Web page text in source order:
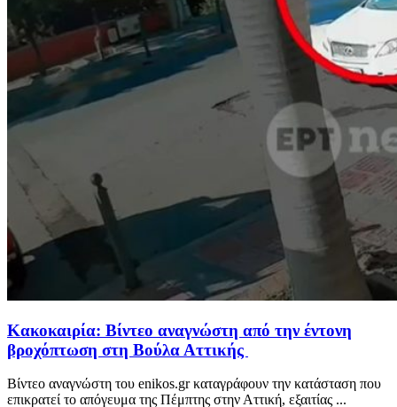
Κακοκαιρία: Βίντεο αναγνώστη από την έντονη
βροχόπτωση στη Βούλα Αττικής
Βίντεο αναγνώστη του enikos.gr καταγράφουν την κατάσταση που
επικρατεί το απόγευμα της Πέμπτης στην Αττική, εξαιτίας ...